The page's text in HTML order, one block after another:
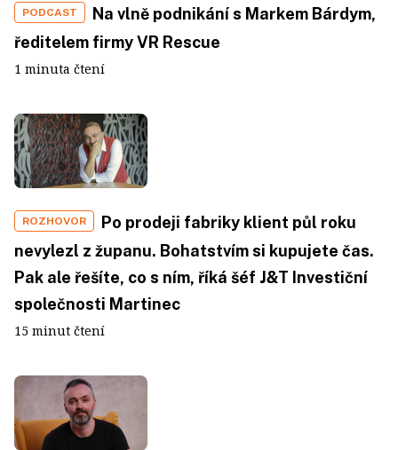
PODCAST
Na vlně podnikání s Markem Bárdym,
ředitelem firmy VR Rescue
1 minuta čtení
ROZHOVOR
Po prodeji fabriky klient půl roku
nevylezl z županu. Bohatstvím si kupujete čas.
Pak ale řešíte, co s ním, říká šéf J&T Investiční
společnosti Martinec
15 minut čtení